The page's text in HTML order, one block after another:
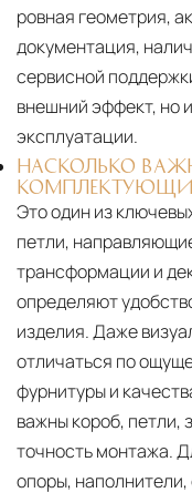
ровная геометрия,
документация,
сервисной
внешний эффект, но
эксплуатации.
НАСКОЛЬКО
Это один из
петли,
трансформации и
определяют
изделия. Даже
отличаться по
фурнитуры и
важны короб, петли,
точность монтажа.
опоры,